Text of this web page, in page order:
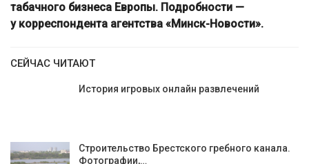
табачного бизнеса Европы. Подробности —
у корреспондента агентства «Минск-Новости».
СЕЙЧАС ЧИТАЮТ
История игровых онлайн развлечений
Строительство Брестского гребного канала.
Фотографии,…